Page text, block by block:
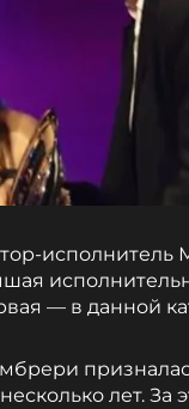
— в данной
лет. За